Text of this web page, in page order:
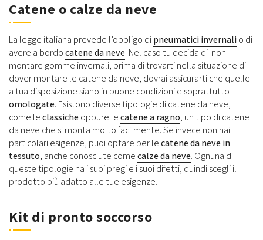
Catene o calze da neve
La legge italiana prevede l’obbligo dipneumatici invernalio di
avere a bordocatene da neve. Nel caso tu decida di non
montare gomme invernali, prima di trovarti nella situazione di
dover montare le catene da neve, dovrai assicurarti che quelle
a tua disposizione siano in buone condizioni e soprattutto
omologate. Esistono diverse tipologie di catene da neve,
come leclassicheoppure lecatene a ragno, un tipo di catene
da neve che si monta molto facilmente. Se invece non hai
particolari esigenze, puoi optare per lecatene da neve in
tessuto, anche conosciute comecalze da neve. Ognuna di
queste tipologie ha i suoi pregi e i suoi difetti, quindi scegli il
prodotto più adatto alle tue esigenze.
Kit di pronto soccorso